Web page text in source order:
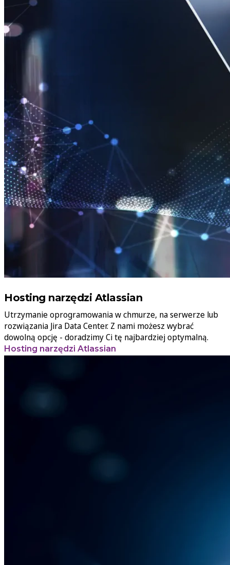
Hosting narzędzi Atlassian
Utrzymanie oprogramowania w chmurze, na serwerze lub
rozwiązania Jira Data Center. Z nami możesz wybrać
dowolną opcję - doradzimy Ci tę najbardziej optymalną.
Hosting narzędzi Atlassian